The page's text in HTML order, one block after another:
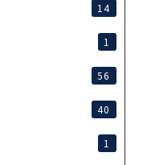
14
1
56
40
1